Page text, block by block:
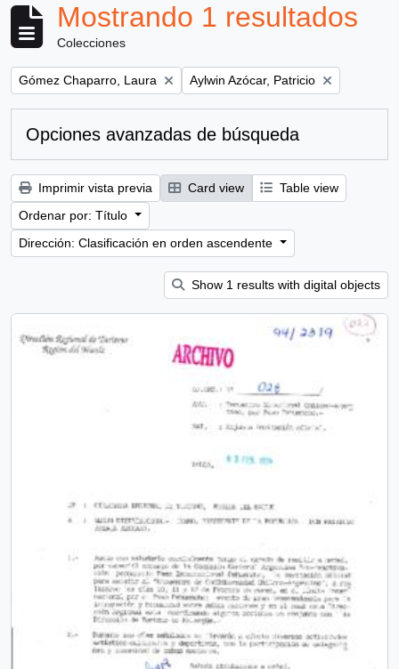
Mostrando 1 resultados
Colecciones
Remove filter:
Gómez Chaparro, Laura Remove filter:
Aylwin Azócar, Patricio
Opciones avanzadas de búsqueda
Imprimir vista previa Card view
Table view
Ordenar por: Título
Dirección: Clasificación en orden ascendente
Show 1 results with digital objects